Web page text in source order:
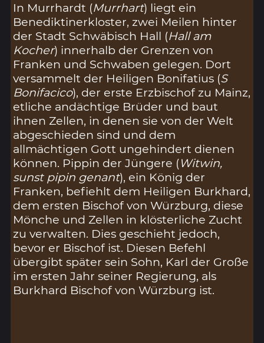
In Murrhardt (Murrhart) liegt ein
Benediktinerkloster, zwei Meilen hinter
der Stadt Schwäbisch Hall (Hall am
Kocher) innerhalb der Grenzen von
Franken und Schwaben gelegen. Dort
versammelt der Heiligen Bonifatius (S
Bonifacico), der erste Erzbischof zu Mainz,
etliche andächtige Brüder und baut
ihnen Zellen, in denen sie von der Welt
abgeschieden sind und dem
allmächtigen Gott ungehindert dienen
können. Pippin der Jüngere (Witwin,
sunst pipin genant), ein König der
Franken, befiehlt dem Heiligen Burkhard,
dem ersten Bischof von Würzburg, diese
Mönche und Zellen in klösterliche Zucht
zu verwalten. Dies geschieht jedoch,
bevor er Bischof ist. Diesen Befehl
übergibt später sein Sohn, Karl der Große
im ersten Jahr seiner Regierung, als
Burkhard Bischof von Würzburg ist.